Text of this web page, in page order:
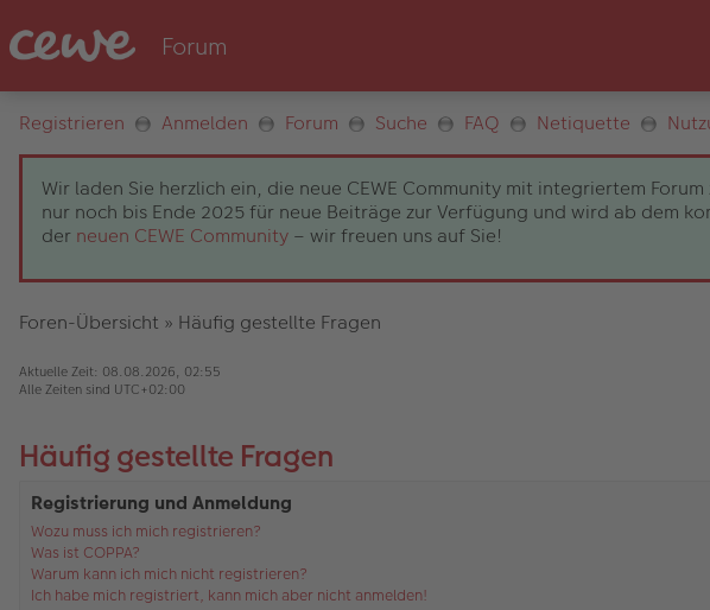
Registrieren Anmelden Forum Suche FAQ Netiquette
Wir laden Sie herzlich ein, die neue CEWE Community mit integriertem
nur noch bis Ende 2025 für neue Beiträge zur Verfügung und wird ab dem
der neuen CEWE Community – wir freuen uns auf Sie!
Foren-Übersicht » Häufig gestellte Fragen
Aktuelle Zeit: 08.08.2026, 02:55
Alle Zeiten sind UTC+02:00
Häufig gestellte Fragen
Registrierung und Anmeldung
Wozu muss ich mich registrieren?
Was ist COPPA?
Warum kann ich mich nicht registrieren?
Ich habe mich registriert, kann mich aber nicht anmelden!